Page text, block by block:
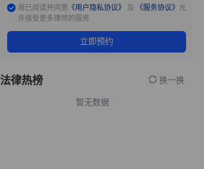
我已阅读并同意 《用户隐私协议》 及 《服务协议》 允
许接受更多律师的服务
立即预约
法律热榜 换一换
暂无数据